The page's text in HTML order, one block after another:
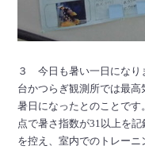
３ 今日も暑い一日になり
台かつらぎ観測所では最
暑日になったとのことで
点で暑さ指数が31以上を
を控え、室内でのトレーニ